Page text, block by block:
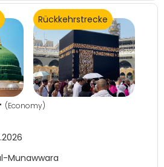
Rückkehrstrecke
(Economy)
Munawwara